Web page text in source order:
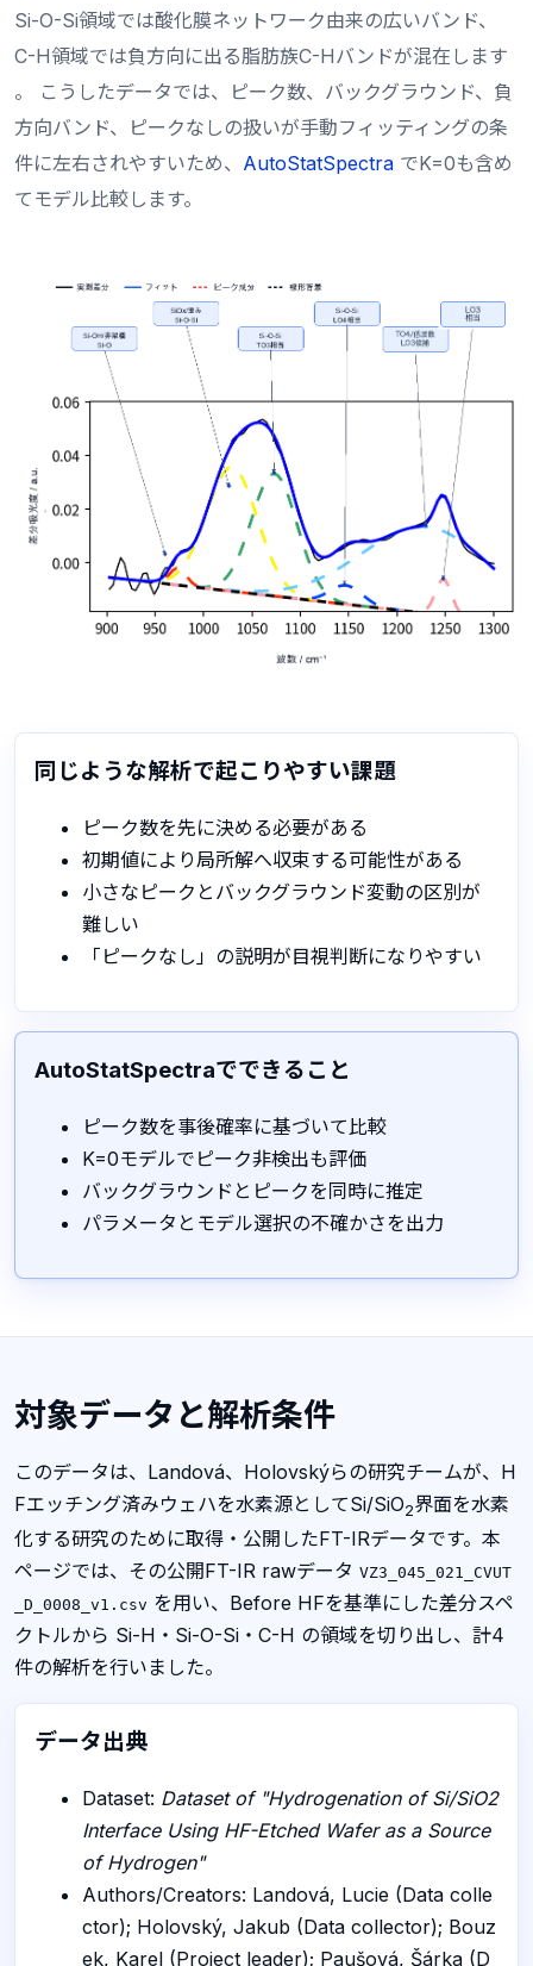
Si-O-Si領域では酸化膜ネットワーク由来の広いバンド、
C-H領域では負方向に出る脂肪族C-Hバンドが混在します
。 こうしたデータでは、ピーク数、バックグラウンド、負
方向バンド、ピークなしの扱いが手動フィッティングの条
件に左右されやすいため、 AutoStatSpectra でK=0も含め
てモデル比較します。
同じような解析で起こりやすい課題
ピーク数を先に決める必要がある
初期値により局所解へ収束する可能性がある
小さなピークとバックグラウンド変動の区別が
難しい
「ピークなし」の説明が目視判断になりやすい
AutoStatSpectraでできること
ピーク数を事後確率に基づいて比較
K=0モデルでピーク非検出も評価
バックグラウンドとピークを同時に推定
パラメータとモデル選択の不確かさを出力
対象データと解析条件
このデータは、Landová、Holovskýらの研究チームが、H
Fエッチング済みウェハを水素源としてSi/SiO2界面を水素
化する研究のために取得・公開したFT-IRデータです。本
ページでは、その公開FT-IR rawデータ VZ3_045_021_CVUT
_D_0008_v1.csv を用い、Before HFを基準にした差分スペ
クトルから Si-H・Si-O-Si・C-H の領域を切り出し、計4
件の解析を行いました。
データ出典
Dataset: Dataset of "Hydrogenation of Si/SiO2
Interface Using HF-Etched Wafer as a Source
of Hydrogen"
Authors/Creators: Landová, Lucie (Data colle
ctor); Holovský, Jakub (Data collector); Bouz
ek, Karel (Project leader); Paušová, Šárka (D